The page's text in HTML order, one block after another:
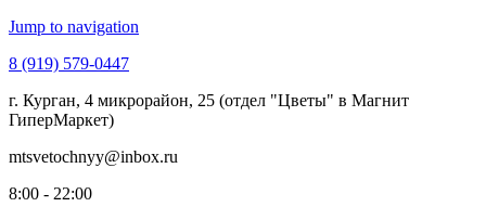
Jump to navigation
8 (919) 579-0447
г. Курган, 4 микрорайон, 25 (отдел "Цветы" в Магнит
ГиперМаркет)
mtsvetochnyy@inbox.ru
8:00 - 22:00